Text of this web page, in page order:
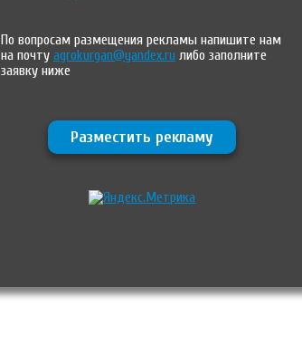
По вопросам размещения рекламы напишите нам
на почтуagrokurgan@yandex.ru либо заполните
заявку ниже
Разместить рекламу